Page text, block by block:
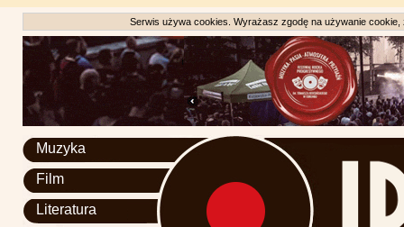
Serwis używa cookies. Wyrażasz zgodę na używanie
Muzyka
Film
Literatura